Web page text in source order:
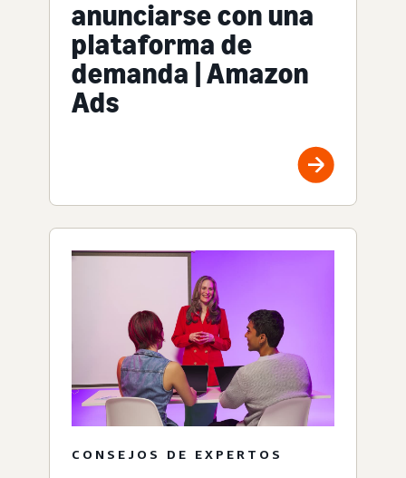
anunciarse con una
plataforma de
demanda | Amazon
Ads
CONSEJOS DE EXPERTOS